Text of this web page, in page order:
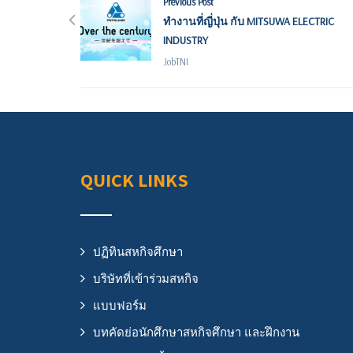
ทำงานที่ญี่ปุ่น กับ MITSUWA ELECTRIC
INDUSTRY
JobTNI
QUICK LINKS
ปฏิทินสหกิจศึกษา
บริษัทที่เข้าร่วมสหกิจ
แบบฟอร์ม
บทคัดย่อนักศึกษาสหกิจศึกษา และฝึกงาน